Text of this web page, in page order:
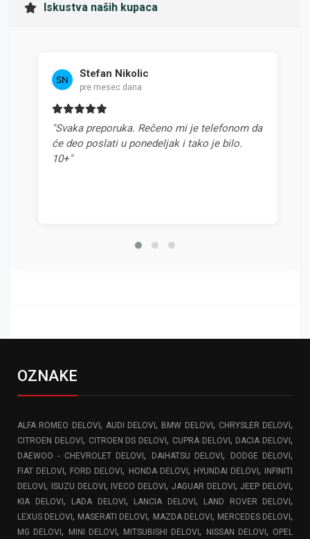
Iskustva naših kupaca
Stefan Nikolic
pre mesec dana
"Svaka preporuka. Rečeno mi je telefonom da
će deo poslati u ponedeljak i tako je bilo.
10+"
OZNAKE
ALFA ROMEO DELOVI , AUDI DELOVI , BMW DELOVI , CHRYSLER DELOVI ,
CITROEN DELOVI , CITROEN DS DELOVI , CUPRA DELOVI , DACIA DELOVI ,
DAEWOO - CHEVROLET DELOVI, DAIHATSU DELOVI, DODGE DELOVI,
FIAT DELOVI, FORD DELOVI, HONDA DELOVI , HYUNDAI DELOVI ,
INFINITI
DELOVI , ISUZU DELOVI , IVECO DELOVI , JAGUAR DELOVI ,JEEP DELOVI ,
KIA DELOVI , LADA DELOVI , LANCIA DELOVI , LAND ROVER DELOVI ,
LEXUS DELOVI, MASERATI DELOVI, MAZDA DELOVI , MERCEDES DELOVI,
MG DELOVI, MINI DELOVI , MITSUBISHI DELOVI, NISSAN DELOVI , OPEL